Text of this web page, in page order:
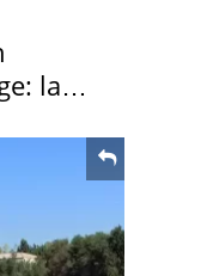
la